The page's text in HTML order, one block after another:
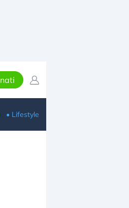
• Lifestyle